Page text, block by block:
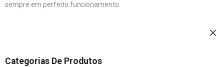
sempre em perfeito funcionamento.
Categorias De Produtos